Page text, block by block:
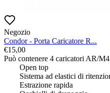
Negozio
Condor - Porta Caricatore R...
€15,00
Può contenere 4 caricatori AR/M4